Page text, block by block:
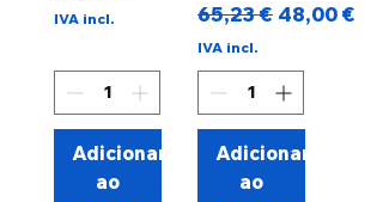
IVA incl.
Adicionar
ao
Preço normal
65,23 € Preço
48,00 €
IVA incl.
Adicionar
ao